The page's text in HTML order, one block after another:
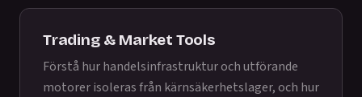
Trading & Market Tools
Förstå hur handelsinfrastruktur och utförande
motorer isoleras från kärnsäkerhetslager, och hur